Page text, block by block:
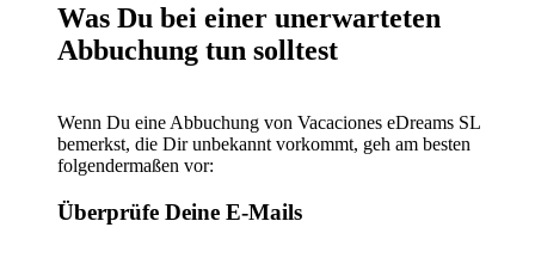
Was Du bei einer unerwarteten
Abbuchung tun solltest
Wenn Du eine Abbuchung von Vacaciones eDreams SL
bemerkst, die Dir unbekannt vorkommt, geh am besten
folgendermaßen vor:
Überprüfe Deine E-Mails